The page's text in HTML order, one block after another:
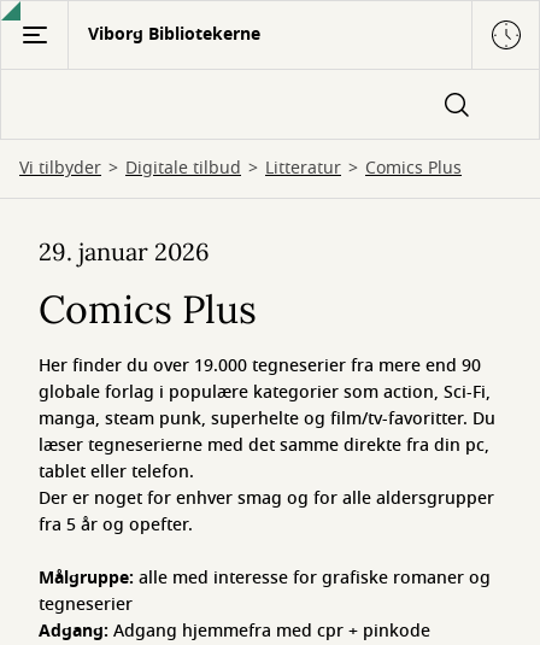
Gå
hovedindhold
Viborg Bibliotekerne
Vi tilbyder Digitale tilbud Litteratur Comics Plus
Plus29. januar 2026
Comics Plus
Her finder du over 19.000 tegneserier fra mere end 90
globale forlag i populære kategorier som action, Sci-Fi,
manga, steam punk, superhelte og film/tv-favoritter. Du
læser tegneserierne med det samme direkte fra din pc,
tablet eller telefon.
Der er noget for enhver smag og for alle aldersgrupper
fra 5 år og opefter.
Målgruppe: alle med interesse for grafiske romaner og
tegneserier
Adgang: Adgang hjemmefra med cpr + pinkode